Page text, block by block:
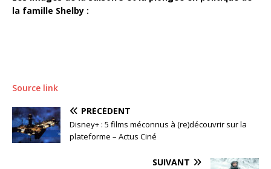
la famille Shelby :
Source link
PRÉCÉDENT
Disney+ : 5 films méconnus à (re)découvrir sur la
plateforme – Actus Ciné
SUIVANT